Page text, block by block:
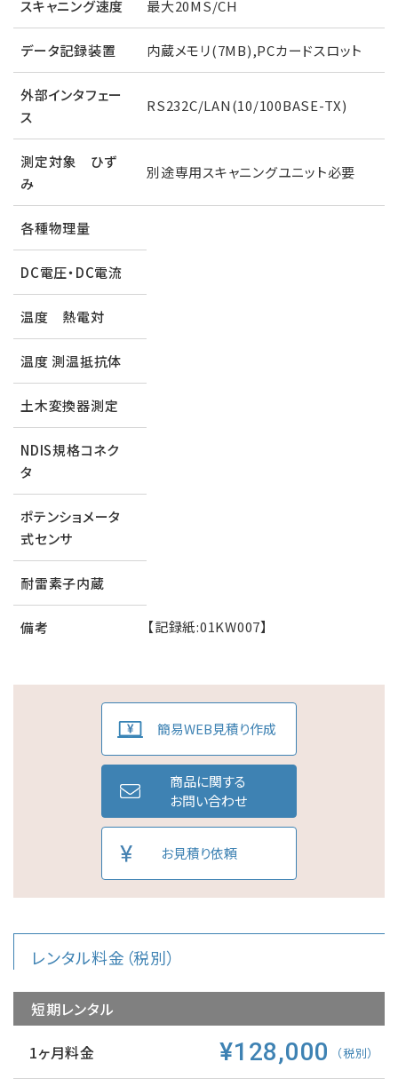
スキャニング速度 最大20MS/CH
データ記録装置 内蔵メモリ(7MB),PCカードスロット
外部インタフェー
ス
RS232C/LAN(10/100BASE-TX)
測定対象 ひず
み
別途専用スキャニングユニット必要
各種物理量
DC電圧・DC電流
温度 熱電対
温度 測温抵抗体
土木変換器測定
NDIS規格コネク
タ
ポテンショメータ
式センサ
耐雷素子内蔵
備考 【記録紙:01KW007】
簡易WEB見積り作成
商品に関する
お問い合わせ
お見積り依頼
レンタル料金（税別）
短期レンタル
1ヶ月料金 ¥128,000 （税別）